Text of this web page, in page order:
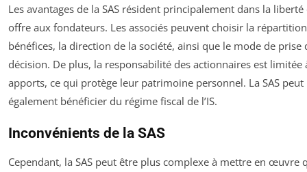
Les avantages de la SAS résident principalement dans la liberté
offre aux fondateurs. Les associés peuvent choisir la
bénéfices, la direction de la société, ainsi que le mode de prise
décision. De plus, la responsabilité des actionnaires est limitée
apports, ce qui protège leur patrimoine personnel. La SAS peut
également bénéficier du régime fiscal de l’IS.
Inconvénients de la SAS
Cependant, la SAS peut être plus complexe à mettre en œuvre